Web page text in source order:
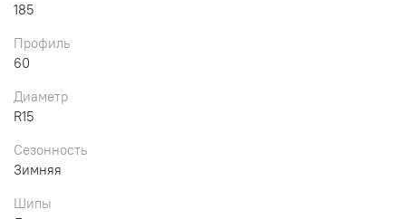
185
Профиль
60
Диаметр
R15
Сезонность
Зимняя
Шипы